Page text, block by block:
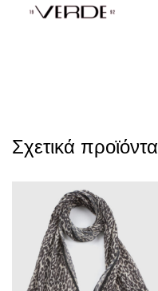
Σχετικά προϊόντα